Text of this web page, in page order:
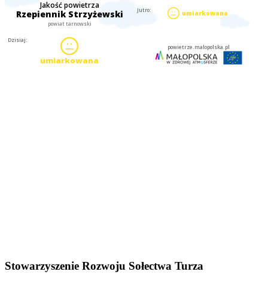
Stowarzyszenie Rozwoju Sołectwa Turza